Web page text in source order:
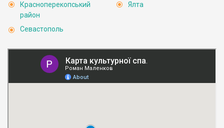
Красноперекопський
район
Севастополь
Ялта